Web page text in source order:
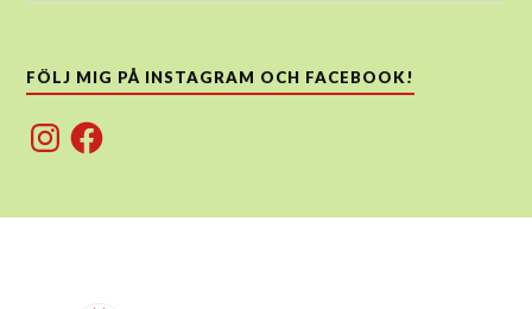
FÖLJ MIG PÅ INSTAGRAM OCH FACEBOOK!
InstagramFacebook